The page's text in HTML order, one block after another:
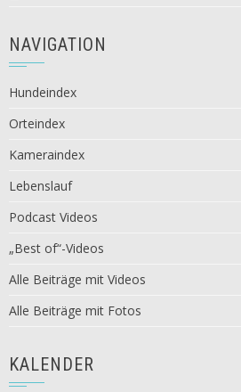
NAVIGATION
Hundeindex
Orteindex
Kameraindex
Lebenslauf
Podcast Videos
„Best of“-Videos
Alle Beiträge mit Videos
Alle Beiträge mit Fotos
KALENDER